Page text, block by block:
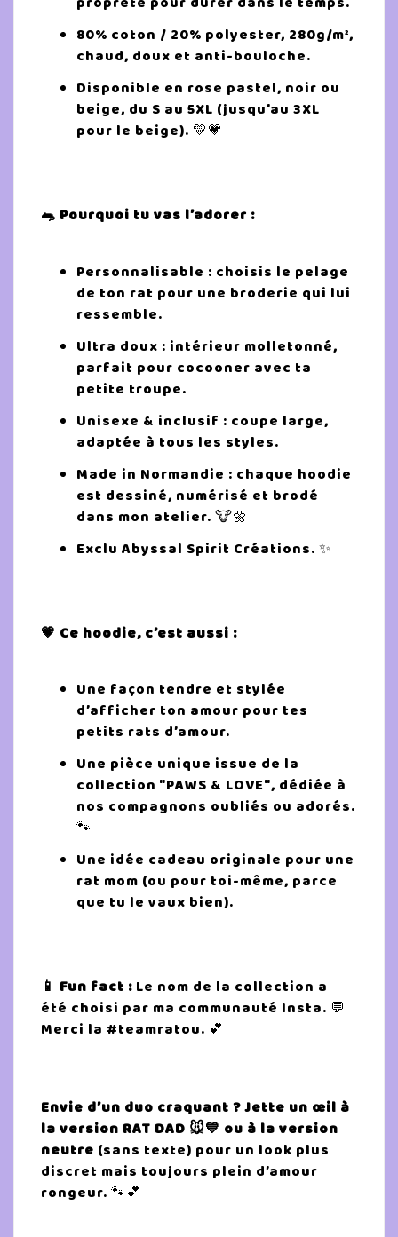
80% coton / 20% polyester, 280g/m²,
chaud, doux et anti-bouloche.
Disponible en rose pastel, noir ou
beige, du S au 5XL (jusqu'au 3XL
pour le beige). 💛💗
🐀 Pourquoi tu vas l’adorer :
Personnalisable : choisis le pelage
de ton rat pour une broderie qui lui
ressemble.
Ultra doux : intérieur molletonné,
parfait pour cocooner avec ta
petite troupe.
Unisexe & inclusif : coupe large,
adaptée à tous les styles.
Made in Normandie : chaque hoodie
est dessiné, numérisé et brodé
dans mon atelier. 🐮🌼
Exclu Abyssal Spirit Créations. ✨
💗 Ce hoodie, c’est aussi :
Une façon tendre et stylée
d’afficher ton amour pour tes
petits rats d’amour.
Une pièce unique issue de la
collection "PAWS & LOVE", dédiée à
nos compagnons oubliés ou adorés.
🐾
Une idée cadeau originale pour une
rat mom (ou pour toi-même, parce
que tu le vaux bien).
📱 Fun fact : Le nom de la collection a
été choisi par ma communauté Insta. 💬
Merci la #teamratou. 💕
Envie d’un duo craquant ? Jette un œil à
la version RAT DAD 🐭💙 ou à la version
neutre (sans texte) pour un look plus
discret mais toujours plein d’amour
rongeur. 🐾💕